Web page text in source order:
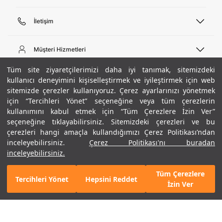
Tüm site ziyaretçilerimizi daha iyi tanımak, sitemizdeki
kullanıcı deneyimini kişiselleştirmek ve iyileştirmek için web
sitemizde çerezler kullanıyoruz. Çerez ayarlarınızı yönetmek
için “Tercihleri Yönet” seçeneğine veya tüm çerezlerin
kullanımını kabul etmek için “Tüm Çerezlere İzin Ver”
seçeneğine tıklayabilirsiniz. Sitemizdeki çerezleri ve bu
çerezleri hangi amaçla kullandığımızı Çerez Politikası’ndan
inceleyebilirsiniz.
Çerez Politikası'nı buradan
inceleyebilirsiniz.
Tercihleri Yönet Hepsini Reddet
Tüm Çerezlere
İzin Ver
+ 2 Renk
2.290 TL
%30
SEPETE EKLE
İletişim
444 02 00
Pazartesi - Cuma 09:00 - 18:00
E-posta
bilgi@underarmour.com
Müşteri Hizmetleri
Sipariş Sorgulama
Bize Ulaşın
Teslimat Bilgileri
İşlem Rehberi
İade ve Değişimler
Sıkça Sorulan Sorular
Beden Rehberi
Site Haritası
Hakkımızda
Ticari Bilgiler
Hükümler ve Koşullar
Gizlilik Politikası
Çerez Politikası
Kariyer
ETBİS
UA Sosyal Medya
Instagram
Facebook
Twitter
Popüler Kategoriler
Erkek Basketbol Ayakkabısı
Çocuk Basketbol Ayakkabısı
Erkek Eşofman
Kadın Tayt